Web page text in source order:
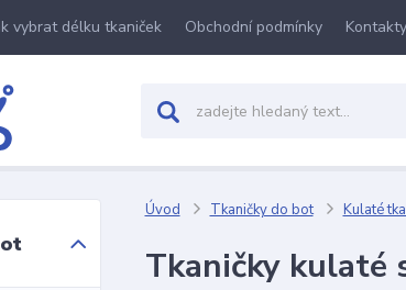
vybrat délku tkaniček Obchodní podmínky Kontakty
Úvod Tkaničky do bot Kulaté
Tkaničky kulaté